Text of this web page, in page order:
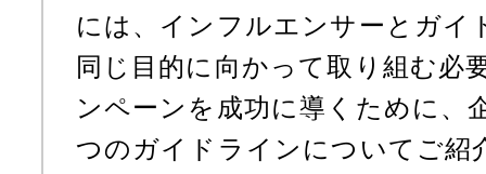
には、インフルエンサーとガイ
同じ目的に向かって取り組む必
ンペーンを成功に導くために、
つのガイドラインについてご紹